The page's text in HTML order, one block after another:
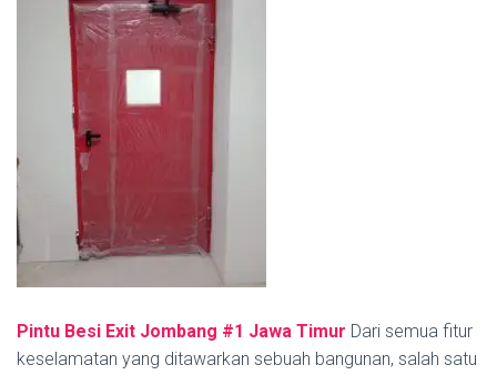
Pintu Besi Exit Jombang #1 Jawa Timur Dari semua fitur
keselamatan yang ditawarkan sebuah bangunan, salah satu